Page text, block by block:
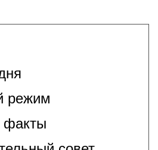
режим